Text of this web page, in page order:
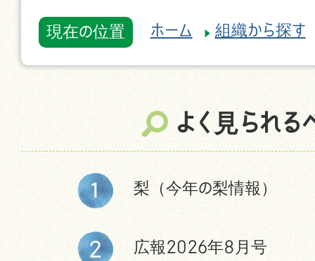
現在の位置 ホーム 組織から探す
よく見られる
梨（今年の梨情報）
広報2026年8月号